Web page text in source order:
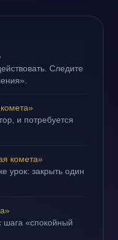
Следите
и потребуется
комета»
урок: закрыть один
шага «спокойный